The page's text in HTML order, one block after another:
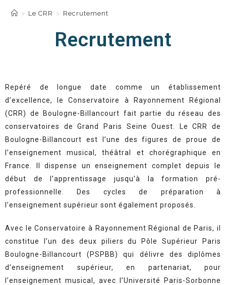
> Le CRR > Recrutement
Recrutement
Repéré de longue date comme un établissement
d’excellence, le Conservatoire à Rayonnement Régional
(CRR) de Boulogne-Billancourt fait partie du réseau des
conservatoires de Grand Paris Seine Ouest. Le CRR de
Boulogne-Billancourt est l’une des figures de proue de
l’enseignement musical, théâtral et chorégraphique en
France. Il dispense un enseignement complet depuis le
début de l’apprentissage jusqu’à la formation pré-
professionnelle. Des cycles de préparation à
l’enseignement supérieur sont également proposés.
Avec le Conservatoire à Rayonnement Régional de Paris, il
constitue l’un des deux piliers du Pôle Supérieur Paris
Boulogne-Billancourt (PSPBB) qui délivre des diplômes
d’enseignement supérieur, en partenariat, pour
l’enseignement musical, avec l’Université Paris-Sorbonne